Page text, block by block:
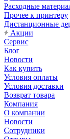
Расходные
Прочее к принтеру
Дистанционные
Акции
Сервис
Блог
Новости
Как купить
Условия оплаты
Условия доставки
Возврат товара
Компания
О компании
Новости
Сотрудники